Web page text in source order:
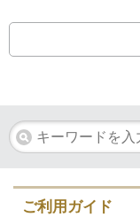
ご利用ガイド